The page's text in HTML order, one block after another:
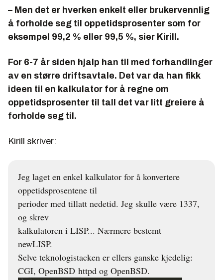
– Men det er hverken enkelt eller brukervennlig
å forholde seg til oppetidsprosenter som for
eksempel 99,2 % eller 99,5 %, sier Kirill.
For 6-7 år siden hjalp han til med forhandlinger
av en større driftsavtale. Det var da han fikk
ideen til en kalkulator for å regne om
oppetidsprosenter til tall det var litt greiere å
forholde seg til.
Kirill skriver:
Jeg laget en enkel kalkulator for å konvertere
oppetidsprosentene til
perioder med tillatt nedetid. Jeg skulle være 1337,
og skrev
kalkulatoren i LISP... Nærmere bestemt
newLISP.
Selve teknologistacken er ellers ganske kjedelig:
CGI, OpenBSD httpd og OpenBSD.